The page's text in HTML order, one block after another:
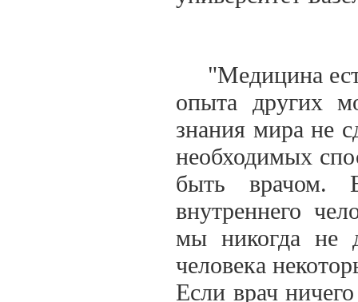
"Медицина
опыта других
знания мира не
необходимых
быть врачом.
внутреннего
мы никогда не
человека
Если врач